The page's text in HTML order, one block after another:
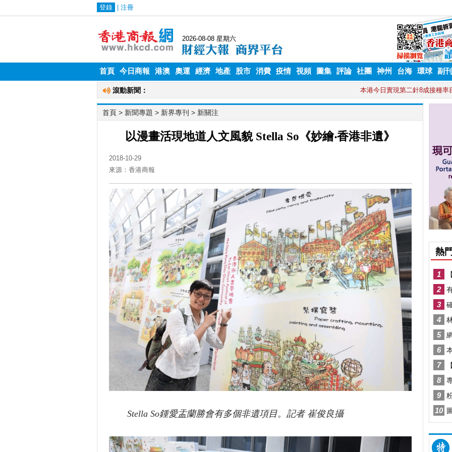
首頁 今日商報 港澳 奧運 經濟 地產 股市 消費 疫情 視頻 圖集 評論 社團 神州 台海 環球 副刊
首頁 > 新聞專題 > 新界專刊 > 新關注
以漫畫活現地道人文風貌 Stella So《妙繪‧香港非遺》
2018-10-29
來源：香港商報
Stella So鍾愛盂蘭勝會有多個非遺項目。記者 崔俊良攝